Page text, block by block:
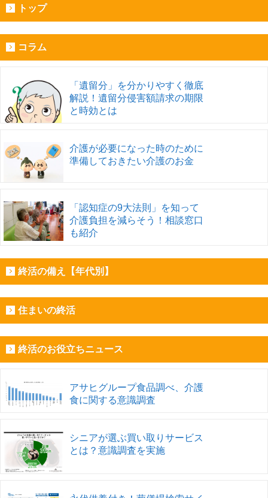
トップ
コラム
「遺留分」を分かりやすく徹底
解説！遺留分侵害額請求の期限
と時効とは
介護が必要になった時のために
準備しておきたい介護のお金
「認知症の9大法則」を知って
介護負担を減らそう！相談窓口
も紹介
終活の備え【年代別】
住まいの終活
終活のお役立ちニュース
アサヒグループ食品調べ、介護
食に関する意識調査
シニアが選ぶ買い取りサービス
とは？意識調査を実施